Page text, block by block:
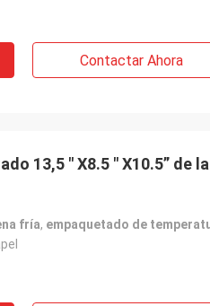
Contactar Ahora
13,5 " X8.5 " X10.5” de
fría, empaquetado de